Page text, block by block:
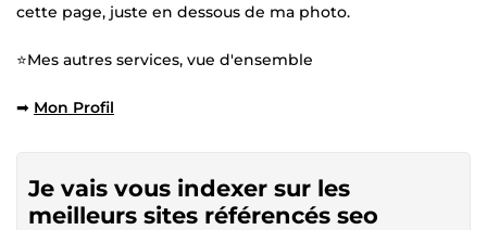
cette page, juste en dessous de ma photo.
⭐Mes autres services, vue d'ensemble
➡ Mon Profil
Je vais vous indexer sur les
meilleurs sites référencés seo